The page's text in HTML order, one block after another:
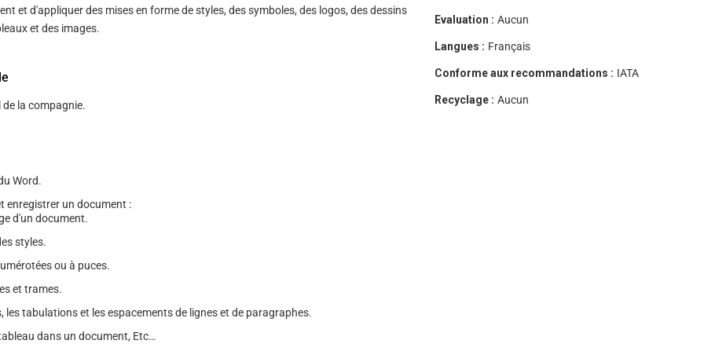
et d'appliquer des mises en forme de styles, des symboles, des logos, des dessins
et des images.
la compagnie.
Word.
enregistrer un document :
d'un document.
styles.
ou à puces.
et trames.
les tabulations et les espacements de lignes et de paragraphes.
dans un document, Etc…
Evaluation : Aucun
Langues : Français
Conforme aux recommandations : IATA
Recyclage : Aucun